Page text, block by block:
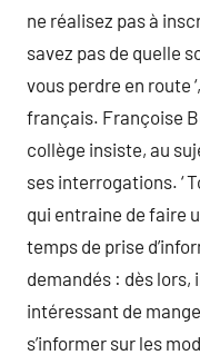
ne réalisez pas à
savez pas de quelle
vous perdre en route
français. Françoise
collège insiste, au
ses interrogations. ‘
qui entraine de faire
temps de prise
demandés : dès lors,
intéressant de
s’informer sur les